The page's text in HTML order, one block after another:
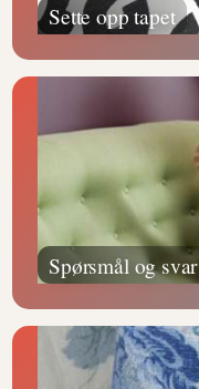
Sette opp tapet
Spørsmål og svar